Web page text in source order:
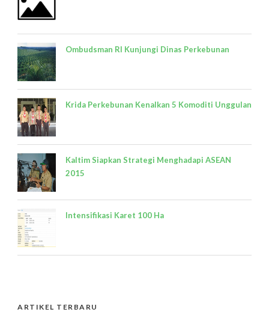
Ombudsman RI Kunjungi Dinas Perkebunan
Krida Perkebunan Kenalkan 5 Komoditi Unggulan
Kaltim Siapkan Strategi Menghadapi ASEAN
2015
Intensifikasi Karet 100 Ha
ARTIKEL TERBARU